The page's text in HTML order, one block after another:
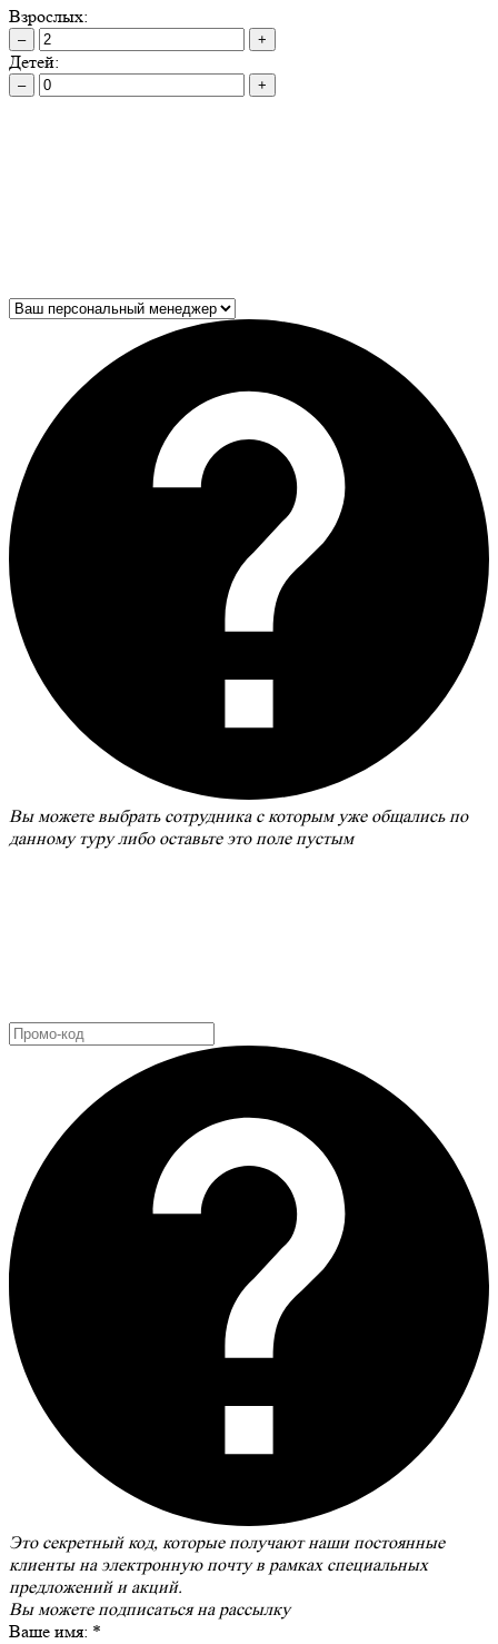
Взрослых:
– +
Детей:
– +
Вы можете выбрать сотрудника с которым уже общались по
данному туру либо оставьте это поле пустым
Это секретный код, которые получают наши постоянные
клиенты на электронную почту в рамках специальных
предложений и акций.
Вы можетеподписаться на рассылку
Ваше имя: *